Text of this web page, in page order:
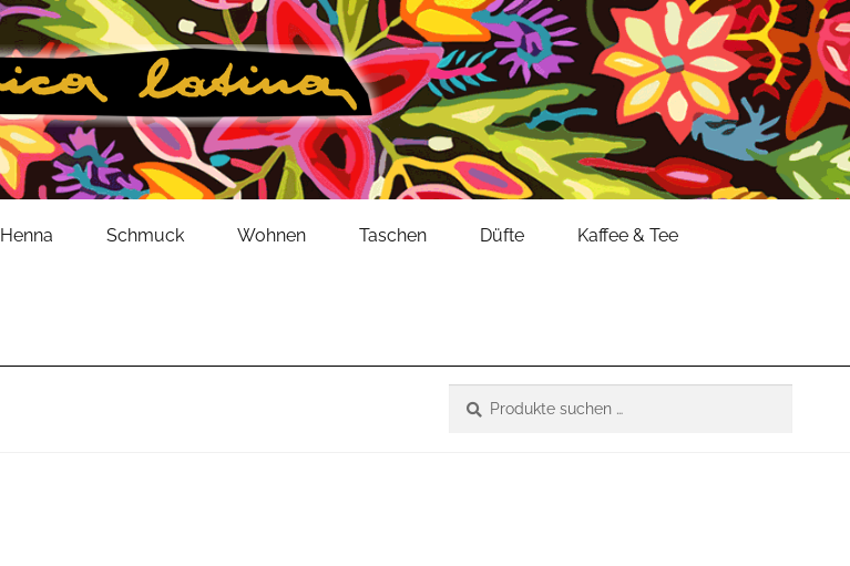
Henna Schmuck Wohnen Taschen Düfte Kaffee & Tee
nach: